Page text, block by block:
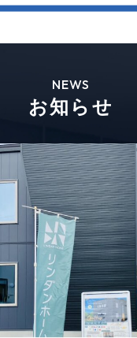
NEWS
お知らせ